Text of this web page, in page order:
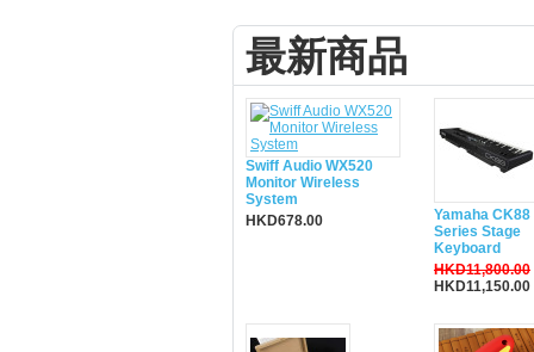
最新商品
Swiff Audio WX520
Monitor Wireless
System
HKD678.00
Yamaha CK88
Series Stage
Keyboard
HKD11,800.00
HKD11,150.00